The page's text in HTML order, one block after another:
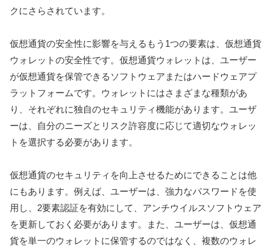
クにさらされています。
仮想通貨の安全性に影響を与えるもう1つの要素は、仮想通貨
ウォレットの安全性です。仮想通貨ウォレットは、ユーザー
が仮想通貨を保管できるソフトウェアまたはハードウェアプ
ラットフォームです。ウォレットにはさまざまな種類があ
り、それぞれに独自のセキュリティ機能があります。ユーザ
ーは、自分のニーズとリスク許容度に応じて適切なウォレッ
トを選択する必要があります。
仮想通貨のセキュリティを向上させるためにできることは他
にもあります。例えば、ユーザーは、強力なパスワードを使
用し、2要素認証を有効にして、アンチウイルスソフトウェア
を更新しておく必要があります。また、ユーザーは、仮想通
貨を単一のウォレットに保管するのではなく、複数のウォレ